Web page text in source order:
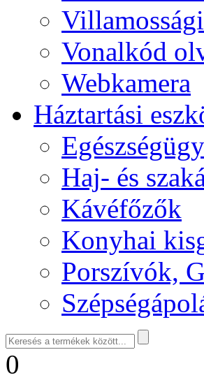
Vonalkód
Webkamera
Háztartási
Haj- és
Kávéfőzők
Konyhai
Porszívók,
0